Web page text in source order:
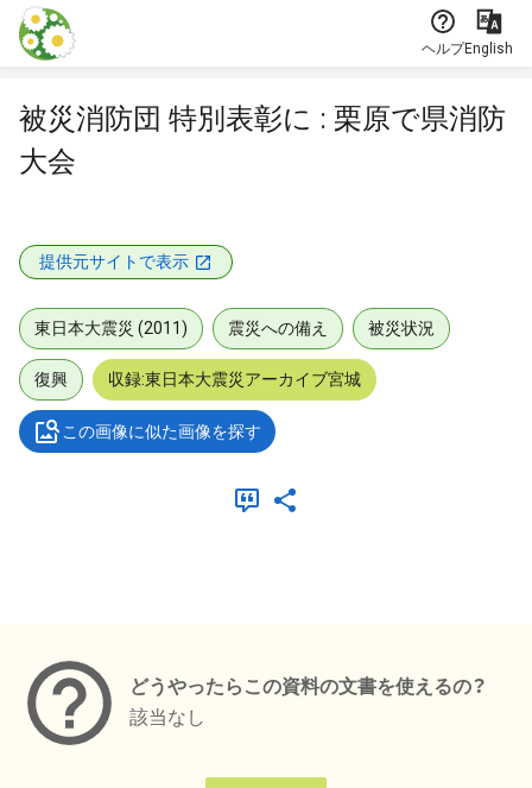
本文に飛ぶ
ヘルプEnglish
被災消防団 特別表彰に : 栗原で県消防
大会
提供元サイトで表示
東日本大震災 (2011) 震災への備え 被災状況
復興 収録:東日本大震災アーカイブ宮城
この画像に似た画像を探す
どうやったらこの資料の文書を使えるの？
該当なし